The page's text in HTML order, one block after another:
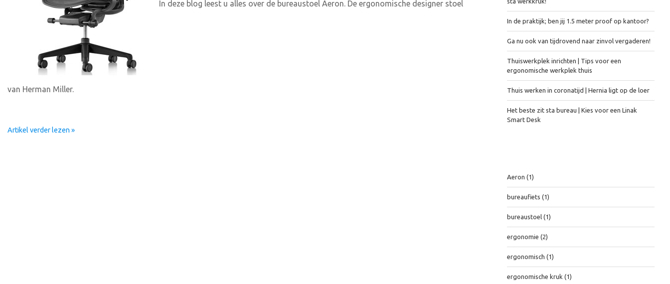
In deze blog leest u alles over de bureaustoel Aeron. De ergonomische designer stoel
van Herman Miller.
Artikel verder lezen »
In de praktijk; ben jij 1.5 meter proof op kantoor?
Ga nu ook van tijdrovend naar zinvol vergaderen!
Thuiswerkplek inrichten | Tips voor een
ergonomische werkplek thuis
Thuis werken in coronatijd | Hernia ligt op de loer
Het beste zit sta bureau | Kies voor een Linak
Smart Desk
Aeron (1)
bureaufiets (1)
bureaustoel (1)
ergonomie (2)
ergonomisch (1)
ergonomische kruk (1)